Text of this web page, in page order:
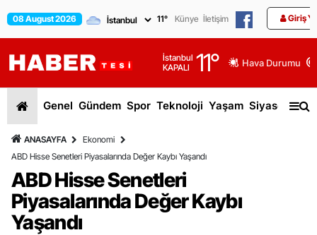
08 August 2026 11° Künye İletişim Giriş
İstanbul
KAPALI
11° Hava Durumu
Genel Gündem Spor Teknoloji Yaşam Siyaset
ANASAYFA
Ekonomi
ABD Hisse Senetleri Piyasalarında Değer Kaybı Yaşandı
ABD Hisse Senetleri
Piyasalarında Değer Kaybı
Yaşandı